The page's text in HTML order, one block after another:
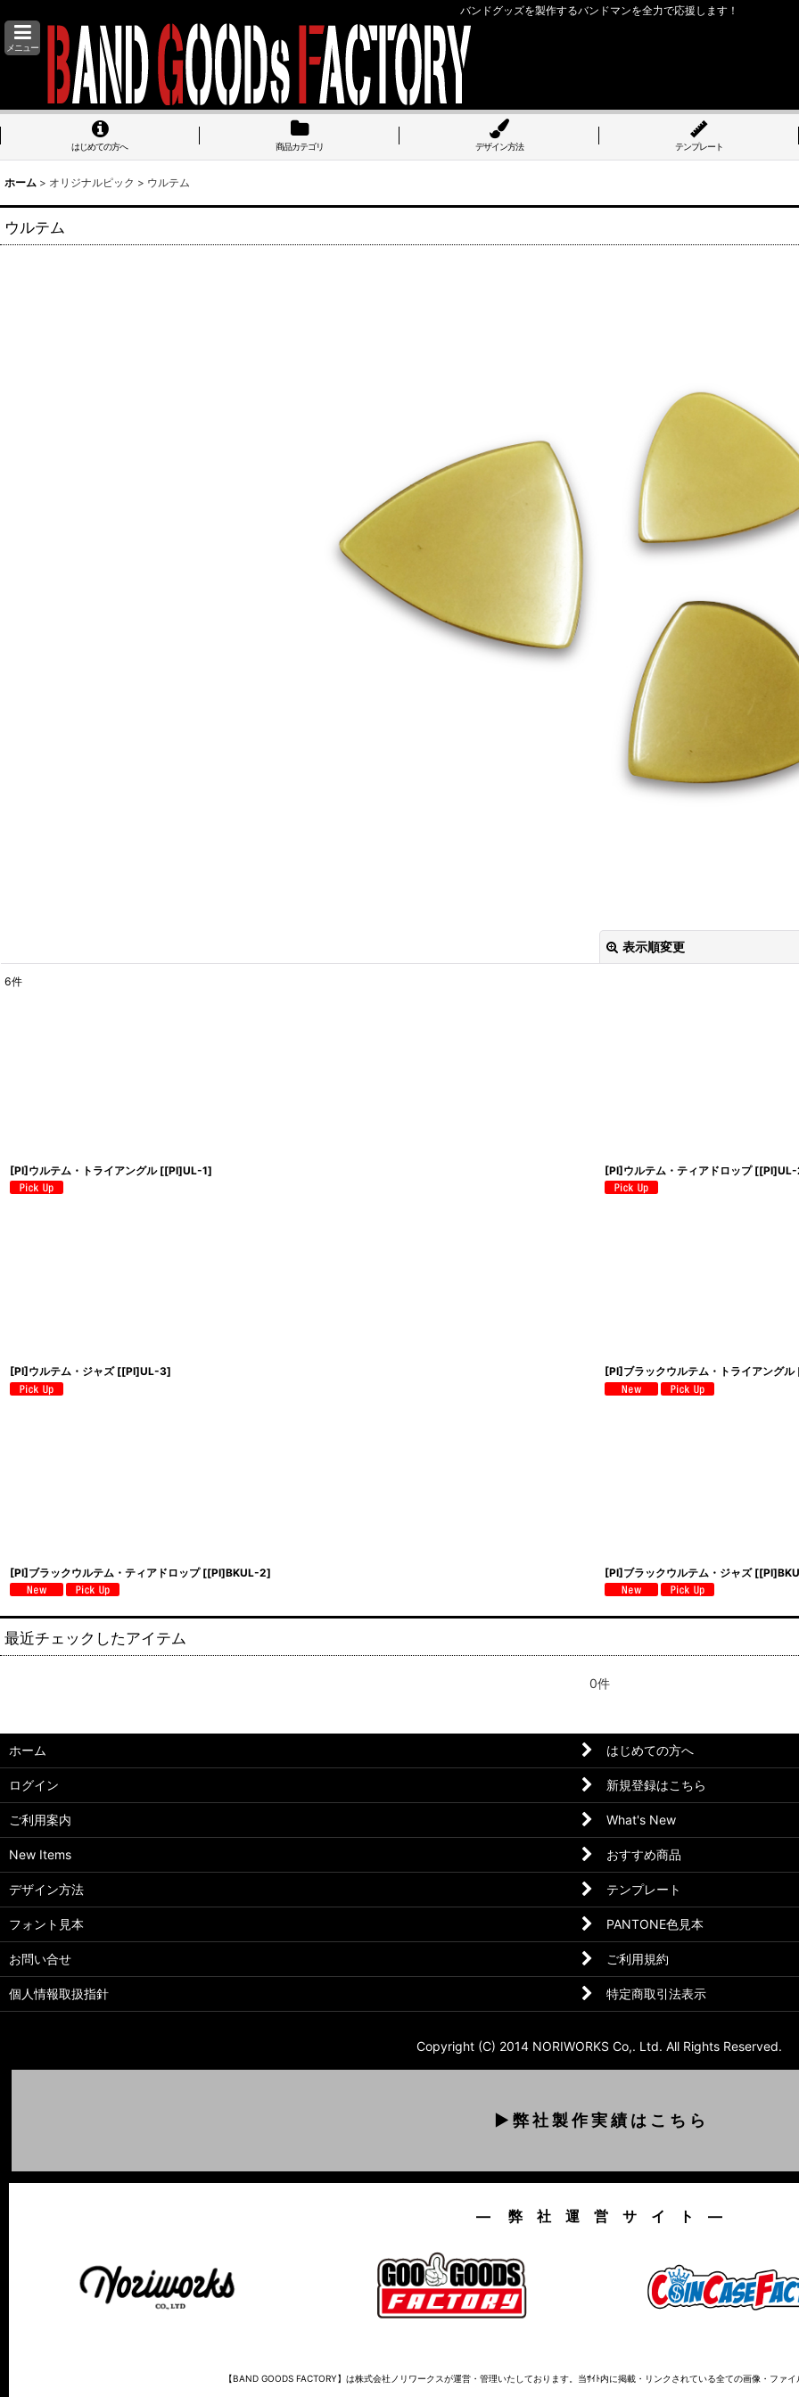
バンドグッズを製作するバンドマンを全力で応援します！
メニュー
はじめての方へ 商品カテゴリ デザイン方法 テンプレート
ホーム > オリジナルピック > ウルテム
ウルテム
表示順変更
6件
[PI]ウルテム・トライアングル [[PI]UL-1] [PI]ウルテム・ティアドロップ [[PI]UL-
[PI]ウルテム・ジャズ [[PI]UL-3] [PI]ブラックウルテム・トライアングル
[PI]ブラックウルテム・ティアドロップ [[PI]BKUL-2] [PI]ブラックウルテム・ジャズ [
最近チェックしたアイテム
0件
ホーム はじめての方へ
ログイン 新規登録はこちら
ご利用案内 What's New
New Items おすすめ商品
デザイン方法 テンプレート
フォント見本 PANTONE色見本
お問い合せ ご利用規約
個人情報取扱指針 特定商取引法表示
Copyright (C) 2014 NORIWORKS Co,. Ltd. All Rights Reserved.
▶ 弊 社 製 作 実 績 は こ ち ら
― 弊 社 運 営 サ イ ト ―
【BAND GOODS FACTORY】は株式会社ノリワークスが運営・管理いたしております。当ｻｲﾄ内に掲載・リンクされている全ての画像・ファ